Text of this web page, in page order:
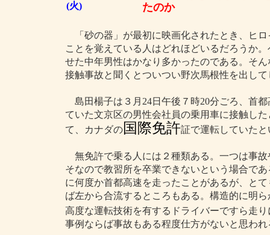
(火)
たのか
「砂の器」が最初に映画化されたとき、ヒロ
ことを覚えている人はどれほどいるだろうか
せた中年男性はかなり多かったのである。そ
接触事故と聞くとついつい野次馬根性を出し
島田楊子は３月24日午後７時20分ごろ、首
ていた文京区の男性会社員の乗用車に接触し
て、カナダの国際免許証で運転していた
無免許で乗る人には２種類ある。一つは事
そなので教習所を卒業できないという場合で
に何度か首都高速を走ったことがあるが、と
ば左から合流するところもある。構造的に明
高度な運転技術を有するドライバーですら走
事例ならば事故もある程度仕方がないと思われ